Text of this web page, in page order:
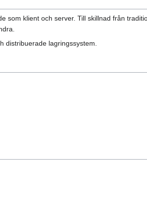
som klient och server. Till skillnad från
distribuerade lagringssystem.